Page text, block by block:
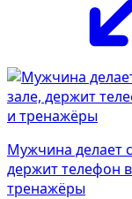
Мужчина делает
держит телефон
тренажёры